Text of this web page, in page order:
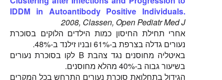
IDDM in Autoantibody Positive Individuals.
2008, Classen, Open Pediatr Med J
אחרי תחילת החיסון כמות הילדים הלוקים בסוכרת
נעורים גדלה בצרפת ב-61% ובניו זילנד ב-48%.
באיטליה מחוסנים נגד צהבת B לקו בסוכרת נעורים
בשיעור גבוה ב-40% מהלא מחוסנים.
הגידול בתחלואת סוכרת נעורים התרחש בכל המקרים